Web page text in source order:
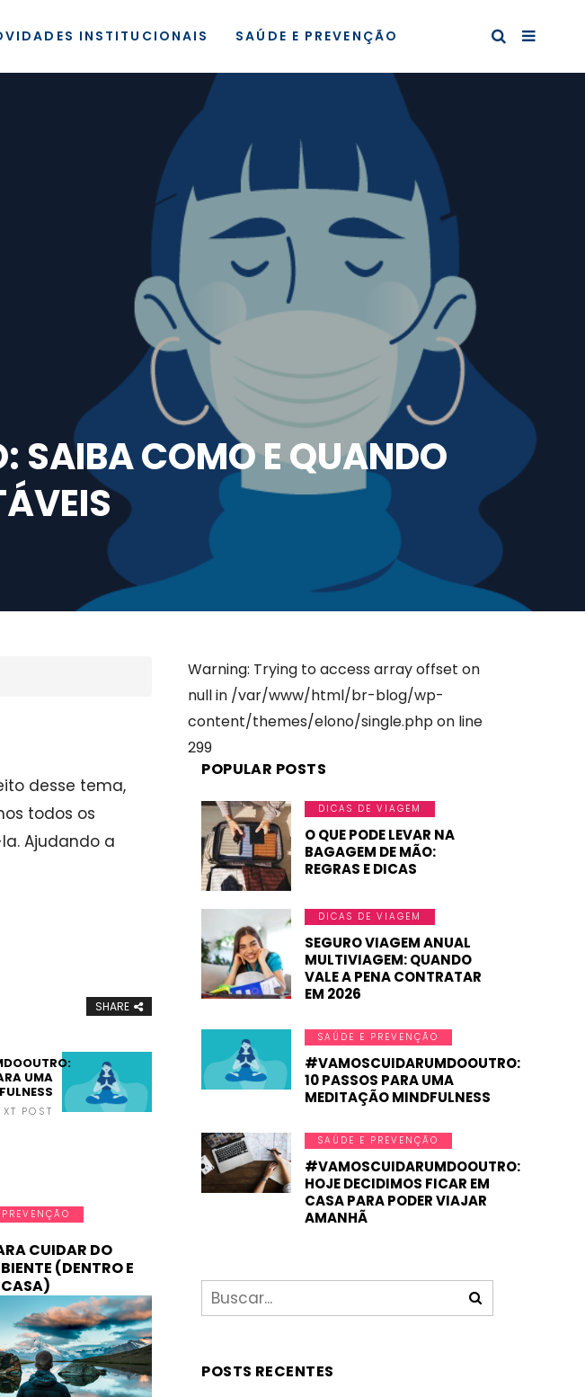
INSTITUCIONAIS SAÚDE E PREVENÇÃO
COMO E QUANDO
desse tema,
todos os
Ajudando a
SHARE
UMA
POST
CUIDAR DO
(DENTRO E
CASA)
Warning: Trying to access array offset on
null in /var/www/html/br-blog/wp-
content/themes/elono/single.php on line
299
POPULAR POSTS
DICAS DE VIAGEM
O QUE PODE LEVAR NA
BAGAGEM DE MÃO:
REGRAS E DICAS
DICAS DE VIAGEM
SEGURO VIAGEM ANUAL
MULTIVIAGEM: QUANDO
VALE A PENA CONTRATAR
EM 2026
SAÚDE E PREVENÇÃO
#VAMOSCUIDARUMDOOUTRO:
10 PASSOS PARA UMA
MEDITAÇÃO MINDFULNESS
SAÚDE E PREVENÇÃO
#VAMOSCUIDARUMDOOUTRO:
HOJE DECIDIMOS FICAR EM
CASA PARA PODER VIAJAR
AMANHÃ
POSTS RECENTES